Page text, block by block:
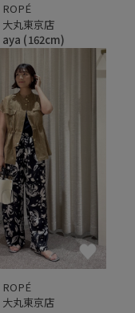
ROPÉ
大丸東京店
aya (162cm)
ROPÉ
大丸東京店